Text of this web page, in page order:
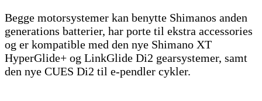
Begge motorsystemer kan benytte Shimanos anden
generations batterier, har porte til ekstra accessories
og er kompatible med den nye Shimano XT
HyperGlide+ og LinkGlide Di2 gearsystemer, samt
den nye CUES Di2 til e-pendler cykler.